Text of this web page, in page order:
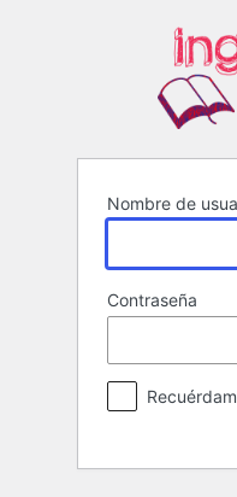
Nombre de
Contraseña